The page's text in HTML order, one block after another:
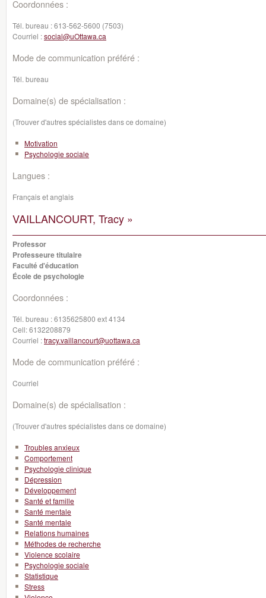
Coordonnées :
Tél. bureau :613-562-5600 (7503)
Courriel :social@uOttawa.ca
Mode de communication préféré :
Tél. bureau
Domaine(s) de spécialisation :
(Trouver d'autres spécialistes dans ce domaine)
Motivation
Psychologie sociale
Langues :
Français et anglais
VAILLANCOURT, Tracy »
Professor
Professeure titulaire
Faculté d'éducation
École de psychologie
Coordonnées :
Tél. bureau :6135625800 ext 4134
Cell:6132208879
Courriel :tracy.vaillancourt@uottawa.ca
Mode de communication préféré :
Courriel
Domaine(s) de spécialisation :
(Trouver d'autres spécialistes dans ce domaine)
Troubles anxieux
Comportement
Psychologie clinique
Dépression
Développement
Santé et famille
Santé mentale
Santé mentale
Relations humaines
Méthodes de recherche
Violence scolaire
Psychologie sociale
Statistique
Stress